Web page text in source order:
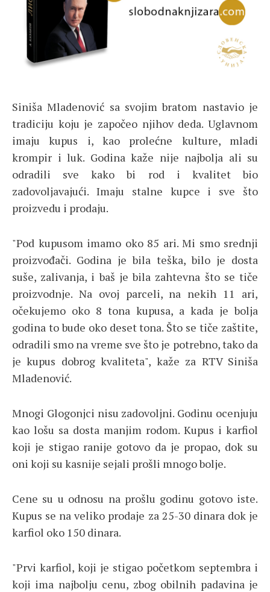
Siniša Mladenović sa svojim bratom nastavio je
tradiciju koju je započeo njihov deda. Uglavnom
imaju kupus i, kao prolećne kulture, mladi
krompir i luk. Godina kaže nije najbolja ali su
odradili sve kako bi rod i kvalitet bio
zadovoljavajući. Imaju stalne kupce i sve što
proizvedu i prodaju.
"Pod kupusom imamo oko 85 ari. Mi smo srednji
proizvođači. Godina je bila teška, bilo je dosta
suše, zalivanja, i baš je bila zahtevna što se tiče
proizvodnje. Na ovoj parceli, na nekih 11 ari,
očekujemo oko 8 tona kupusa, a kada je bolja
godina to bude oko deset tona. Što se tiče zaštite,
odradili smo na vreme sve što je potrebno, tako da
je kupus dobrog kvaliteta", kaže za RTV Siniša
Mladenović.
Mnogi Glogonjci nisu zadovoljni. Godinu ocenjuju
kao lošu sa dosta manjim rodom. Kupus i karfiol
koji je stigao ranije gotovo da je propao, dok su
oni koji su kasnije sejali prošli mnogo bolje.
Cene su u odnosu na prošlu godinu gotovo iste.
Kupus se na veliko prodaje za 25-30 dinara dok je
karfiol oko 150 dinara.
"Prvi karfiol, koji je stigao početkom septembra i
koji ima najbolju cenu, zbog obilnih padavina je